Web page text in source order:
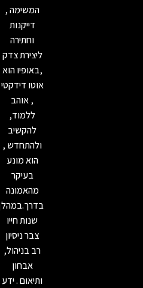
המשימה ,
דייקנות
וחתירה
ליצירת צדק
,באופיו הוא
אוטו דידקטי
, אוהב
ללמוד,
להקשיב
ולהתחדש ,
הוא מונע
בעיקר
מהאמונה
בדרך.במהלך
שנות חייו
צבר ניסיון
רב בניהול,
אבחון
ותיאום . ידע